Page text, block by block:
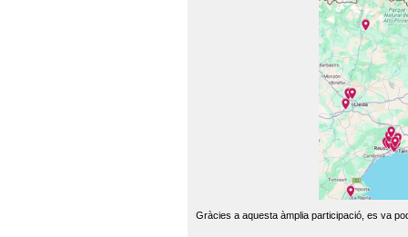
Gràcies a aquesta àmplia participació, es va